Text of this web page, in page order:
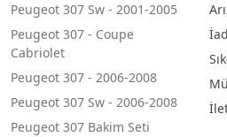
Peugeot 307 Sw - 2001-2005
Peugeot 307 - Coupe
Cabriolet
Peugeot 307 - 2006-2008
Peugeot 307 Sw - 2006-2008
Peugeot 307 Bakim Seti